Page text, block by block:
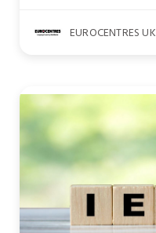
EUROCENTRES UK